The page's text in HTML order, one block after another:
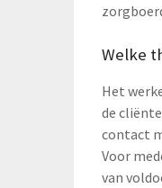
Welke
Het
de
contact
Voor
van